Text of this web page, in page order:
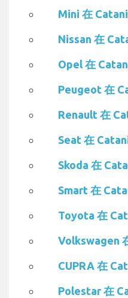
Mini 在
Nissan 在
Opel 在
Peugeot 在
Renault 在
Seat 在
Skoda 在
Smart 在
Toyota 在
Volkswagen
CUPRA 在
Polestar 在